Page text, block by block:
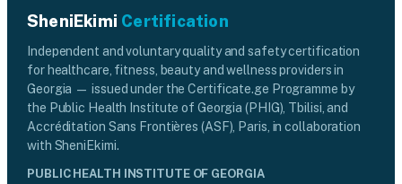
SheniEkimi Certification
Independent and voluntary quality and safety certification
for healthcare, fitness, beauty and wellness providers in
Georgia — issued under the Certificate.ge Programme by
the Public Health Institute of Georgia (PHIG), Tbilisi, and
Accréditation Sans Frontières (ASF), Paris, in collaboration
with SheniEkimi.
PUBLIC HEALTH INSTITUTE OF GEORGIA